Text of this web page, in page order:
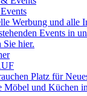
Werbung und alle
Events in
Sie hier.
Platz für
Möbel und Küchen